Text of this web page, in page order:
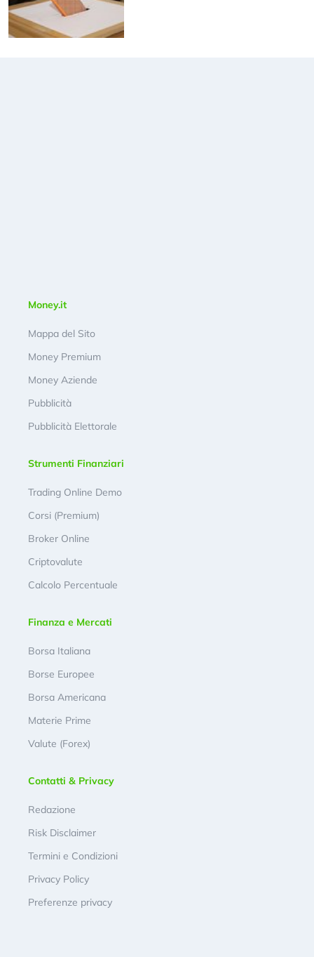
Money.it
Mappa del Sito
Money Premium
Money Aziende
Pubblicità
Pubblicità Elettorale
Strumenti Finanziari
Trading Online Demo
Corsi (Premium)
Broker Online
Criptovalute
Calcolo Percentuale
Finanza e Mercati
Borsa Italiana
Borse Europee
Borsa Americana
Materie Prime
Valute (Forex)
Contatti & Privacy
Redazione
Risk Disclaimer
Termini e Condizioni
Privacy Policy
Preferenze privacy